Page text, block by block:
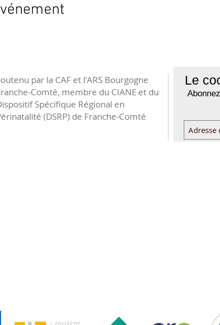
Le
par la CAF et l'ARS Bourgogne
Comté, membre du CIANE et du
Spécifique Régional en
(DSRP) de Franche-Comté